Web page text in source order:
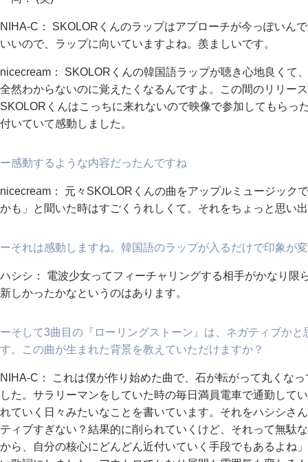
NIHA-C： SKOLORくんのラップはアプローチが今っぽいん
いいので、ラップに向いていますよね。羨ましいです。
nicecream： SKOLORくんの韓国語ラップが聴き心地良くて
全然わからないのに覚えたくなるんですよ。この間のリリー
SKOLORくんはこっちに来れないので映像で参加してもらっ
付いていて感動しました。
ー感動するような内容だったんですね
nicecream： 元々SKOLORくんの曲をアップルミュージック
かも」と聞いた時はすごくうれしくて。それをちょっと思い
ーそれは感動しますね。韓国語のラップが入るだけで印象が
ハシシ： 電波少女ってフィーチャリングする相手がかなり限
新しかったかなというのはあります。
ーそして3曲目の『ローリングストーン』は、ネガティブか
す。この曲が生まれた背景を教えていただけますか？
NIHA-C： これは僕が作り始めた曲で、石が転がって丸くな
した。サラリーマンをしていた時の毎日満員電車で通勤して
れていく日々みたいなことを書いています。それをハシシさ
ティブすぎない？結果的に削られていくけど、それって無駄
から、自分の核心にどんどん近付いていく手段でもあるよね